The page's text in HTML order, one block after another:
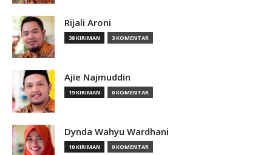
Rijali Aroni
38 KIRIMAN 3 KOMENTAR
Ajie Najmuddin
19 KIRIMAN 0 KOMENTAR
Dynda Wahyu Wardhani
10 KIRIMAN 0 KOMENTAR